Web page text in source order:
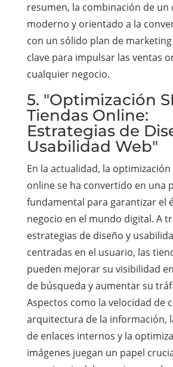
resumen, la combinación de un
moderno y orientado a la
con un sólido plan de marketing
clave para impulsar las ventas
cualquier negocio.
5. "Optimización
Tiendas Online:
Estrategias de
Usabilidad Web"
En la actualidad, la optimización
online se ha convertido en una
fundamental para garantizar el
negocio en el mundo digital. A
estrategias de diseño y
centradas en el usuario, las
pueden mejorar su visibilidad
de búsqueda y aumentar su
Aspectos como la velocidad de
arquitectura de la información,
de enlaces internos y la
imágenes juegan un papel